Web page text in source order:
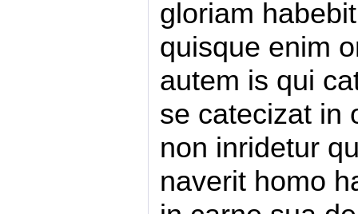
gloriam
quisque enim
autem is qui
se catecizat in
non inridetur
naverit homo